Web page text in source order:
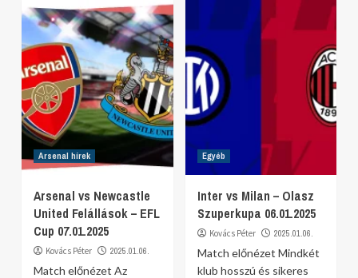
Arsenal hírek
Arsenal vs Newcastle
United Felállások – EFL
Cup 07.01.2025
Kovács Péter 2025.01.06.
Match előnézet Az
Egyéb
Inter vs Milan – Olasz
Szuperkupa 06.01.2025
Kovács Péter 2025.01.06.
Match előnézet Mindkét
klub hosszú és sikeres